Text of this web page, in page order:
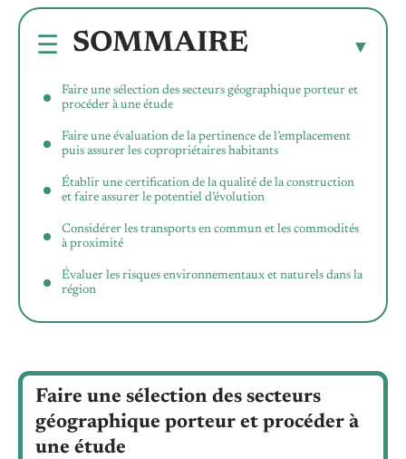
SOMMAIRE
Faire une sélection des secteurs géographique porteur et
procéder à une étude
Faire une évaluation de la pertinence de l’emplacement
puis assurer les copropriétaires habitants
Établir une certification de la qualité de la construction
et faire assurer le potentiel d’évolution
Considérer les transports en commun et les commodités
à proximité
Évaluer les risques environnementaux et naturels dans la
région
Faire une sélection des secteurs
géographique porteur et procéder à
une étude